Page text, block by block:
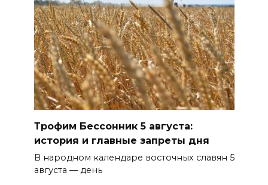
Трофим Бессонник 5 августа:
история и главные запреты дня
В народном календаре восточных славян 5
августа — день